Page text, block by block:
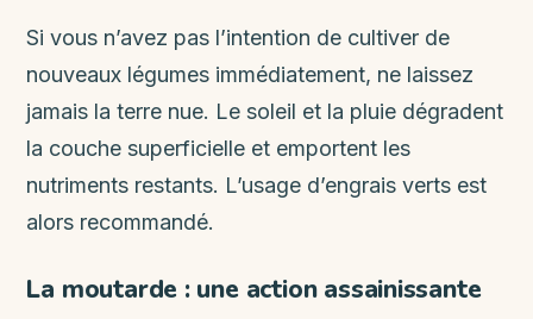
Si vous n’avez pas l’intention de cultiver de
nouveaux légumes immédiatement, ne laissez
jamais la terre nue. Le soleil et la pluie dégradent
la couche superficielle et emportent les
nutriments restants. L’usage d’engrais verts est
alors recommandé.
La moutarde : une action assainissante